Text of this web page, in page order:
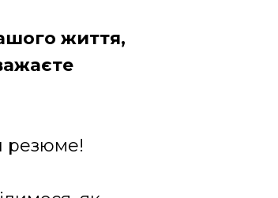
життя,
резюме!